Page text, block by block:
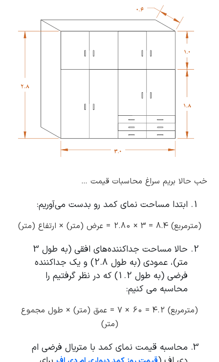
خب حالا بریم سراغ محاسبات قیمت …
ابتدا مساحت نمای کمد رو بدست می‌آوریم:
(مترمربع) 8.4 = 3 × 2.80 = عرض (متر) × ارتفاع (متر)
حالا مساحت جداکننده‌های افقی (به طول 3
متر)، عمودی (به طول 2.8) و یک جداکننده
فرضی (به طول 1.2) که در نظر گرفتیم را
محاسبه می ‌کنیم:
(مترمربع) 4.2 = 60 × 7 = عمق (متر) × طول مجموع
(متر)
محاسبه قیمت نمای کمد با متریال فرضی ام